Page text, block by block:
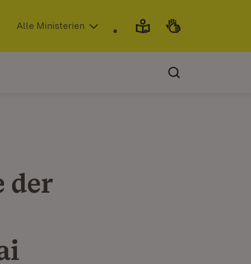
in neuem Fenster)
Alle Ministerien
der